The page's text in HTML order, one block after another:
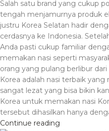
Salah satu brand yang cukup
tengah menjamurnya produk
justru Korea Selatan hadir
cerdasnya ke Indonesia.
Anda pasti cukup familiar
memakan nasi seperti
orang yang pulang berlibur
Korea adalah nasi terbaik yang
sangat lezat yang bisa bikin
Korea untuk memakan nasi
tersebut dihasilkan hanya
Continue reading